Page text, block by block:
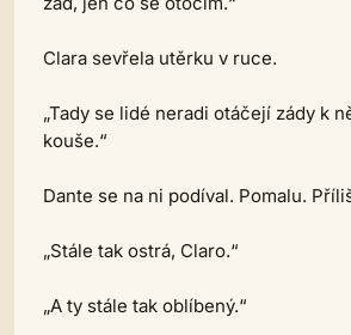
Clara sevřela utěrku v ruce.
„Tady se lidé neradi otáčejí zády k
kouše.“
Dante se na ni podíval. Pomalu.
„Stále tak ostrá, Claro.“
„A ty stále tak oblíbený.“